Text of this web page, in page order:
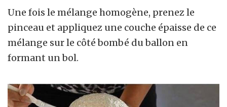
Une fois le mélange homogène, prenez le
pinceau et appliquez une couche épaisse de ce
mélange sur le côté bombé du ballon en
formant un bol.